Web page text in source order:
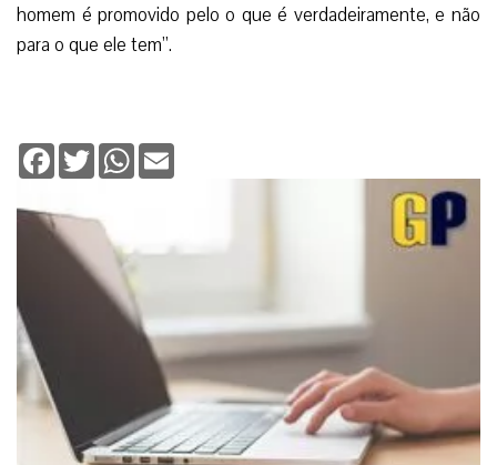
homem é promovido pelo o que é verdadeiramente, e não
para o que ele tem”.
Facebook
TwitterWhatsApp